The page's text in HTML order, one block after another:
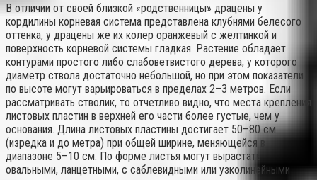
В отличии от своей близкой «родственницы» драцены у
кордилины корневая система представлена клубнями белесого
оттенка, у драцены же их колер оранжевый с желтинкой и
поверхность корневой системы гладкая. Растение обладает
контурами простого либо слабоветвистого дерева, у которого
диаметр ствола достаточно небольшой, но при этом показатели
по высоте могут варьироваться в пределах 2–3 метров. Если
рассматривать стволик, то отчетливо видно, что места крепления
листовых пластин в верхней его части более густые, чем у
основания. Длина листовых пластины достигает 50–80 см
(изредка и до метра) при общей ширине, меняющейся в
диапазоне 5–10 см. По форме листья могут вырастать
овальными, ланцетными, с саблевидными или узколинейными